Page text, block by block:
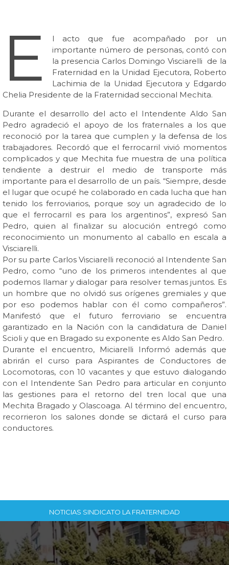
E
l acto que fue acompañado por un
importante número de personas, contó con
la presencia Carlos Domingo Visciarelli de la
Fraternidad en la Unidad Ejecutora, Roberto
Lachimia de la Unidad Ejecutora y Edgardo
Chelia Presidente de la Fraternidad seccional Mechita.
Durante el desarrollo del acto el Intendente Aldo San
Pedro agradeció el apoyo de los fraternales a los que
reconoció por la tarea que cumplen y la defensa de los
trabajadores. Recordó que el ferrocarril vivió momentos
complicados y que Mechita fue muestra de una política
tendiente a destruir el medio de transporte más
importante para el desarrollo de un país. “Siempre, desde
el lugar que ocupé he colaborado en cada lucha que han
tenido los ferroviarios, porque soy un agradecido de lo
que el ferrocarril es para los argentinos”, expresó San
Pedro, quien al finalizar su alocución entregó como
reconocimiento un monumento al caballo en escala a
Visciarelli.
Por su parte Carlos Visciarelli reconoció al Intendente San
Pedro, como “uno de los primeros intendentes al que
podemos llamar y dialogar para resolver temas juntos. Es
un hombre que no olvidó sus orígenes gremiales y que
por eso podemos hablar con él como compañeros”.
Manifestó que el futuro ferroviario se encuentra
garantizado en la Nación con la candidatura de Daniel
Scioli y que en Bragado su exponente es Aldo San Pedro.
Durante el encuentro, Miciarelli Informó además que
abrirán el curso para Aspirantes de Conductores de
Locomotoras, con 10 vacantes y que estuvo dialogando
con el Intendente San Pedro para articular en conjunto
las gestiones para el retorno del tren local que una
Mechita Bragado y Olascoaga. Al término del encuentro,
recorrieron los salones donde se dictará el curso para
conductores.
NOTICIAS SINDICATO LA FRATERNIDAD